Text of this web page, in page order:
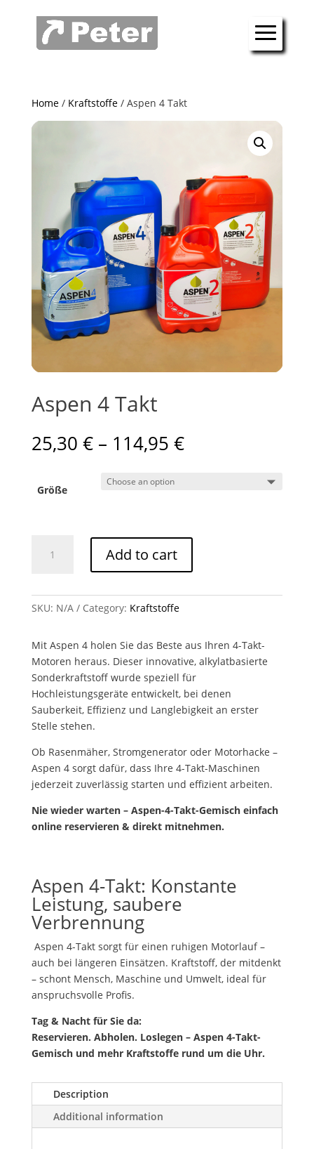
Home/ Kraftstoffe/ Aspen 4 Takt
Aspen 4 Takt
25,30 €– 114,95 €
Größe
Add to cart
SKU: N/A Category: Kraftstoffe
Mit Aspen 4 holen Sie das Beste aus Ihren 4-Takt-
Motoren heraus. Dieser innovative, alkylatbasierte
Sonderkraftstoff wurde speziell für
Hochleistungsgeräte entwickelt, bei denen
Sauberkeit, Effizienz und Langlebigkeit an erster
Stelle stehen.
Ob Rasenmäher, Stromgenerator oder Motorhacke –
Aspen 4 sorgt dafür, dass Ihre 4-Takt-Maschinen
jederzeit zuverlässig starten und effizient arbeiten.
Nie wieder warten – Aspen-4-Takt-Gemisch einfach
online reservieren & direkt mitnehmen.
Aspen 4-Takt: Konstante
Leistung, saubere
Verbrennung
Aspen 4-Takt sorgt für einen ruhigen Motorlauf –
auch bei längeren Einsätzen. Kraftstoff, der mitdenkt
– schont Mensch, Maschine und Umwelt, ideal für
anspruchsvolle Profis.
Tag & Nacht für Sie da:
Reservieren. Abholen. Loslegen – Aspen 4-Takt-
Gemisch und mehr Kraftstoffe rund um die Uhr.
Description
Additional information